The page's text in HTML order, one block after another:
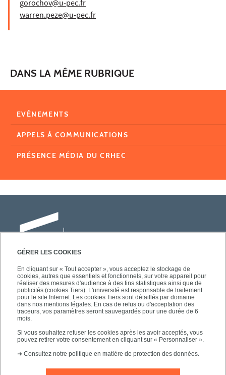
GÉRER LES COOKIES
En cliquant sur « Tout accepter », vous acceptez le stockage de
cookies, autres que essentiels et fonctionnels, sur votre appareil pour
réaliser des mesures d'audience à des fins statistiques ainsi que de
publicités (cookies Tiers). L'université est responsable de traitement
pour le site Internet. Les cookies Tiers sont détaillés par domaine
dans nos mentions légales. En cas de refus ou d'acceptation des
traceurs, vos paramètres seront sauvegardés pour une durée de 6
mois.
Si vous souhaitez refuser les cookies après les avoir acceptés, vous
pouvez retirer votre consentement en cliquant sur « Personnaliser ».
➜ Consultez notre politique en matière de protection des données.
gorochov@u-pec.fr
warren.peze@u-pec.fr
DANS LA MÊME RUBRIQUE
EVÈNEMENTS
APPELS À COMMUNICATIONS
PRÉSENCE MÉDIA DU CRHEC
Université Paris-Est Créteil
Faculté des lettres, langues et sciences
humaines
61, avenue du Général de Gaulle
94010 Créteil